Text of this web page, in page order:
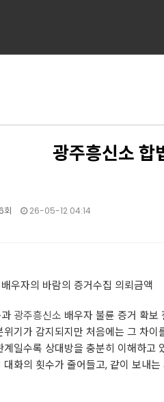
광주흥신소 합
회 26-05-12 04:14
우자의 바람의 증거수집 의뢰금액
광주흥신소 배우자 불륜 증거 확보
기가 감지되지만 처음에는 그 차
일수록 상대방을 충분히 이해하고
화의 횟수가 줄어들고, 같이 보내